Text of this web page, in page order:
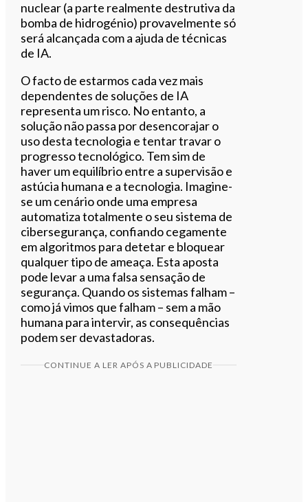
nuclear (a parte realmente destrutiva da
bomba de hidrogénio) provavelmente só
será alcançada com a ajuda de técnicas
de IA.
O facto de estarmos cada vez mais
dependentes de soluções de IA
representa um risco. No entanto, a
solução não passa por desencorajar o
uso desta tecnologia e tentar travar o
progresso tecnológico. Tem sim de
haver um equilíbrio entre a supervisão e
astúcia humana e a tecnologia. Imagine-
se um cenário onde uma empresa
automatiza totalmente o seu sistema de
cibersegurança, confiando cegamente
em algoritmos para detetar e bloquear
qualquer tipo de ameaça. Esta aposta
pode levar a uma falsa sensação de
segurança. Quando os sistemas falham –
como já vimos que falham – sem a mão
humana para intervir, as consequências
podem ser devastadoras.
CONTINUE A LER APÓS A PUBLICIDADE